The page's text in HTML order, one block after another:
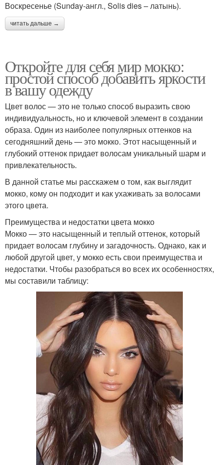
Воскресенье (Sunday-англ., Solis dies – латынь).
читать дальше →
Откройте для себя мир мокко:
простой способ добавить яркости
в вашу одежду
Цвет волос — это не только способ выразить свою
индивидуальность, но и ключевой элемент в создании
образа. Один из наиболее популярных оттенков на
сегодняшний день — это мокко. Этот насыщенный и
глубокий оттенок придает волосам уникальный шарм и
привлекательность.
В данной статье мы расскажем о том, как выглядит
мокко, кому он подходит и как ухаживать за волосами
этого цвета.
Преимущества и недостатки цвета мокко
Мокко — это насыщенный и теплый оттенок, который
придает волосам глубину и загадочность. Однако, как и
любой другой цвет, у мокко есть свои преимущества и
недостатки. Чтобы разобраться во всех их особенностях,
мы составили таблицу: